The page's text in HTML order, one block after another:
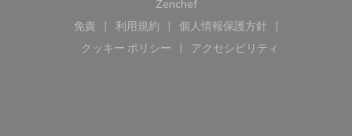
Zenchef((新しいウィンドウで開きます))
免責
((新しいウィンドウで開きます))
利用規約
((新しいウィンドウで開きます))
個人情報保護方針
((新しいウィンドウで開
クッキー ポリシー
((新しいウィンドウで開きます))
アクセシビリティ
((新しいウィンドウで